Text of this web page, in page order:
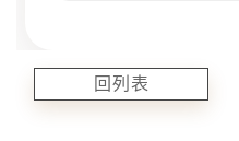
回列表